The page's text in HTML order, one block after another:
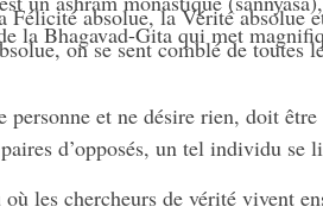
Félicité absolue, la Vérité absolue
on se sent comblé de toutes
la Bhagavad-Gita qui met
personne et ne désire rien, doit
d’opposés, un tel individu se
les chercheurs de vérité vivent